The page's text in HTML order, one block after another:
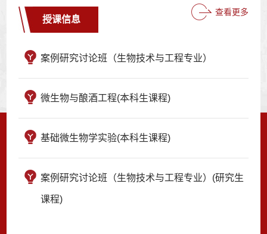
授课信息
查看更多
案例研究讨论班（生物技术与工程专业）
微生物与酿酒工程(本科生课程)
基础微生物学实验(本科生课程)
案例研究讨论班（生物技术与工程专业）(研究生
课程)